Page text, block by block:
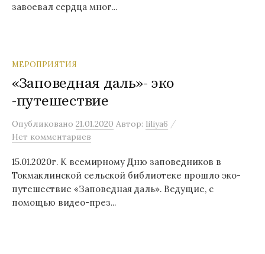
завоевал сердца мног...
МЕРОПРИЯТИЯ
«Заповедная даль»- эко
-путешествие
Опубликовано 21.01.2020 Автор: liliya6 /
Нет комментариев
15.01.2020г. К всемирному Дню заповедников в
Токмаклинской сельской библиотеке прошло эко-
путешествие «Заповедная даль». Ведущие, с
помощью видео-през...